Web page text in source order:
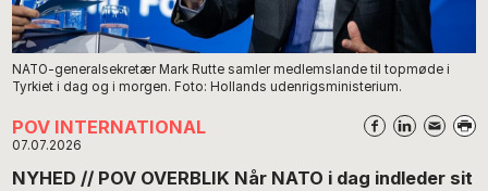
NATO-generalsekretær Mark Rutte samler medlemslande til topmøde i
Tyrkiet i dag og i morgen. Foto: Hollands udenrigsministerium.
POV INTERNATIONAL
07.07.2026
NYHED // POV OVERBLIK Når NATO i dag indleder sit